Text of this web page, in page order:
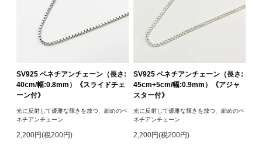
SV925 ベネチアンチェーン（長さ:
40cm/幅:0.8mm）《スライドチェ
ーン付》
光に反射して優雅な輝きを放つ、細めのベ
ネチアンチェーン
2,200円(税200円)
SV925 ベネチアンチェーン（長さ:
45cm+5cm/幅:0.9mm）《アジャ
スター付》
光に反射して優雅な輝きを放つ、細めのベ
ネチアンチェーン
2,200円(税200円)